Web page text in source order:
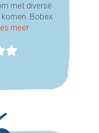
met diverse
Bobex
meer